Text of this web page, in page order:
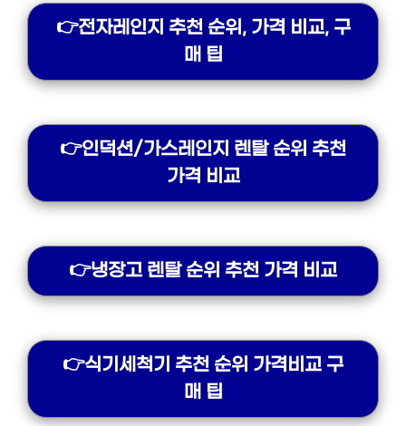
👉전자레인지 추천 순위, 가격 비교, 구
매 팁
👉인덕션/가스레인지 렌탈 순위 추천
가격 비교
👉냉장고 렌탈 순위 추천 가격 비교
👉식기세척기 추천 순위 가격비교 구
매 팁